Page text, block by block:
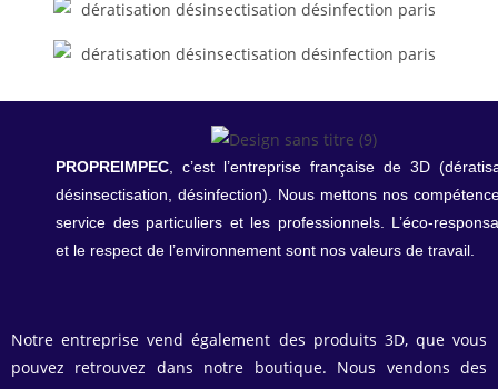
PROPREIMPEC , c’est l’entreprise française de 3D
désinsectisation, désinfection). Nous mettons nos
service des particuliers et les professionnels. L’éco-
et le respect de l’environnement sont nos valeurs de travail.
Notre entreprise vend également des produits 3D, que vous
pouvez retrouvez dans notre boutique. Nous vendons des